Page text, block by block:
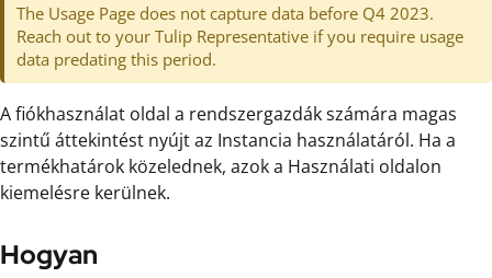
The Usage Page does not capture data before Q4 2023.
Reach out to your Tulip Representative if you require usage
data predating this period.
A fiókhasználat oldal a rendszergazdák számára magas
szintű áttekintést nyújt az Instancia használatáról. Ha a
termékhatárok közelednek, azok a Használati oldalon
kiemelésre kerülnek.
Hogyan